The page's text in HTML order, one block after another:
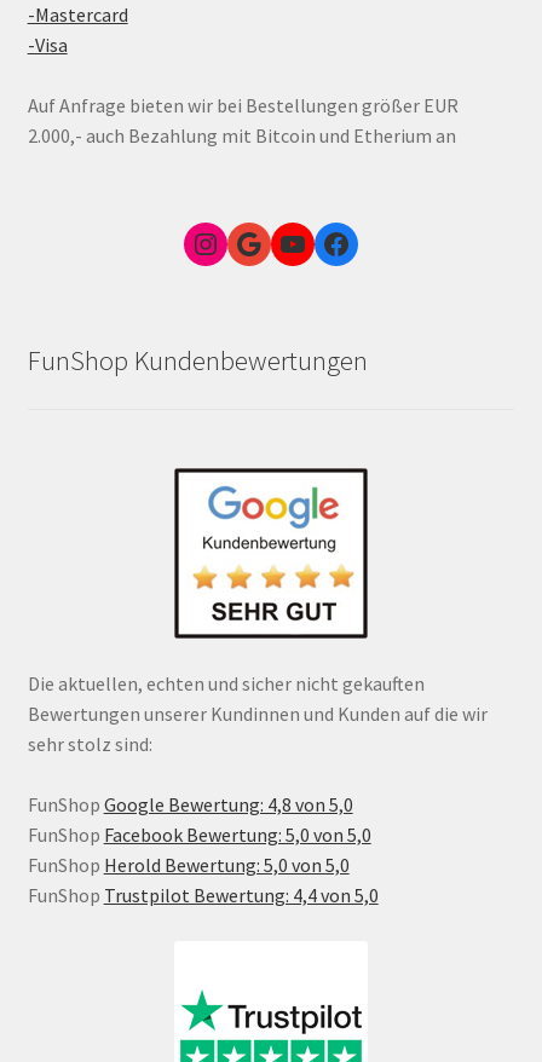
-Mastercard
-Visa
Auf Anfrage bieten wir bei Bestellungen größer EUR
2.000,- auch Bezahlung mit Bitcoin und Etherium an
Instagram
Google Link zum FunShop WienYouTubeFacebook
FunShop Kundenbewertungen
Die aktuellen, echten und sicher nicht gekauften
Bewertungen unserer Kundinnen und Kunden auf die wir
sehr stolz sind:
FunShop Google Bewertung: 4,8 von 5,0
FunShop Facebook Bewertung: 5,0 von 5,0
FunShop Herold Bewertung: 5,0 von 5,0
FunShop Trustpilot Bewertung: 4,4 von 5,0